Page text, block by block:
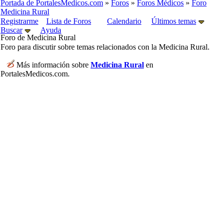
Portada de PortalesMedicos.com » Foros » Foros Médicos » Foro
Medicina Rural
Registrarme
Lista de Foros Calendario
Últimos temas
Buscar
Ayuda
Foro de Medicina Rural
Foro para discutir sobre temas relacionados con la Medicina Rural.
Más información sobre Medicina Rural en
PortalesMedicos.com.